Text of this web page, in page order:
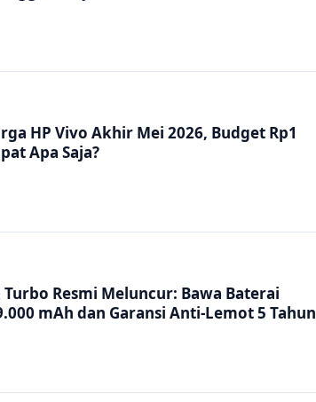
HP Vivo Akhir Mei 2026, Budget Rp1
Apa Saja?
Turbo Resmi Meluncur: Bawa Baterai
mAh dan Garansi Anti-Lemot 5 Tahun